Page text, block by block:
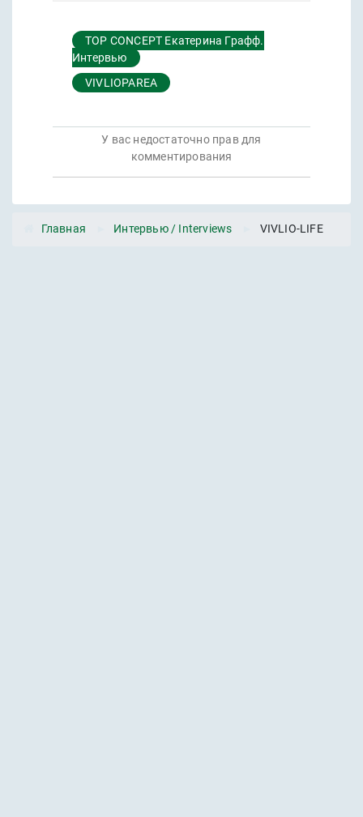
TOP CONCEPT Екатерина Графф.
Интервью
VIVLIOPAREA
У вас недостаточно прав для
комментирования
Главная Интервью / Interviews VIVLIO-LIFE